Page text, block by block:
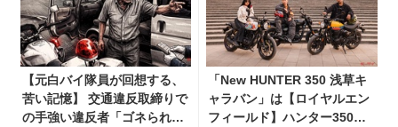
【元白バイ隊員が回想する、
苦い記憶】 交通違反取締りで
の手強い違反者「ゴネられス
「New HUNTER 350 浅草キ
ャラバン」は【ロイヤルエン
フィールド】ハンター350の